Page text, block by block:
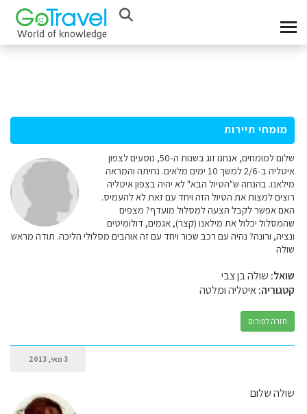
מומחי תיירות
שלום למומחים, אנחנו זוג בשנות ה-50, נוסעים לצפון
איטליה ב-2/6 למשך 10 ימים מלאים. נחיתה והמראה
מילאנו. בהנחה ש"הטיול הבא" לא יהיה בצפון איטליה
רוצים למצות את הטיול הזה ויחד עם זאת לא להעמיס.
האם אפשר לקבל הצעה למסלול מועדף? מצפים
שהמסלול יכלול את מילאנו (קצר), אגמים, דולומיטים
ונציה, ורונה? נהיה עם רכב שכור ויחד עם זה אוהבים מסלולי הליכה. תודה מראש
שולה
שואל: שולה בן צבי
קטגוריה:איטליה ומלטה
חזרה לפורום
3 מאי, 2013
שולה שלום